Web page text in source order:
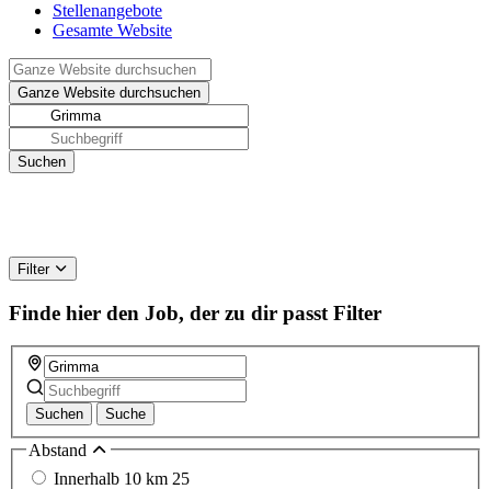
Stellenangebote
Gesamte Website
Filter
Finde hier den Job, der zu dir passt Filter
Suchen Suche
Abstand
Innerhalb 10 km 25